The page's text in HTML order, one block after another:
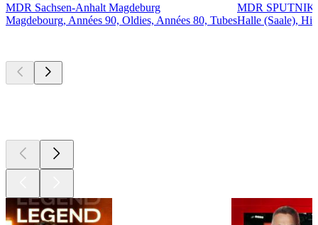
MDR Sachsen-Anhalt Magdeburg
Magdebourg, Années 90, Oldies, Années 80, Tubes
MDR SPUTNIK
Halle (Saale),